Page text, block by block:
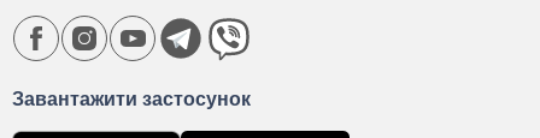
Завантажити застосунок